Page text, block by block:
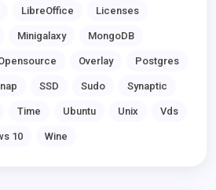
LibreOffice Licenses
Minigalaxy MongoDB
Overlay Postgres
SSD Sudo Synaptic
Time Ubuntu Unix Vds
10 Wine